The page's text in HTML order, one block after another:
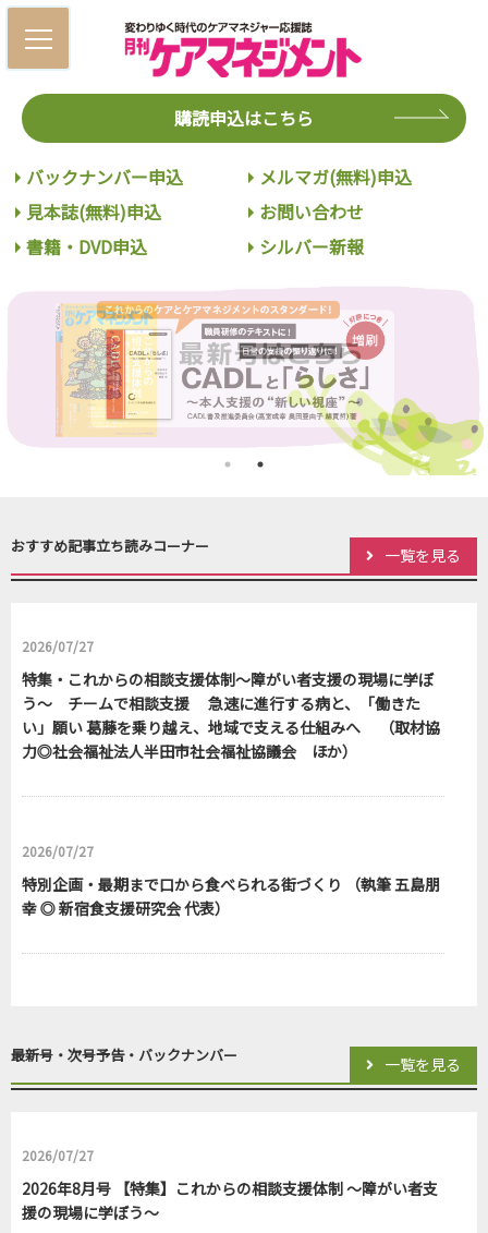
購読申込はこちら
バックナンバー申込
見本誌(無料)申込
書籍・DVD申込
メルマガ(無料)申込
お問い合わせ
シルバー新報
おすすめ記事立ち読みコーナー 一覧を見る
2026/07/27
特集・これからの相談支援体制～障がい者支援の現場に学ぼ
う～ チームで相談支援 急速に進行する病と、「働きた
い」願い 葛藤を乗り越え、地域で支える仕組みへ （取材協
力◎社会福祉法人半田市社会福祉協議会 ほか）
2026/07/27
特別企画・最期まで口から食べられる街づくり （執筆 五島朋
幸 ◎ 新宿食支援研究会 代表）
連載・視点 生活を支えるという尊い仕事～医療が成立する
前提条件～（執筆 岡村毅 ◎ 地方独立行政法人 東京都健康長
寿医療センター研究所 自立促進と精神保健研究チーム 認知
2026/07/27
最新号・次号予告・バックナンバー 一覧を見る
2026/07/27
2026年8月号 【特集】これからの相談支援体制 ～障がい者支
援の現場に学ぼう～